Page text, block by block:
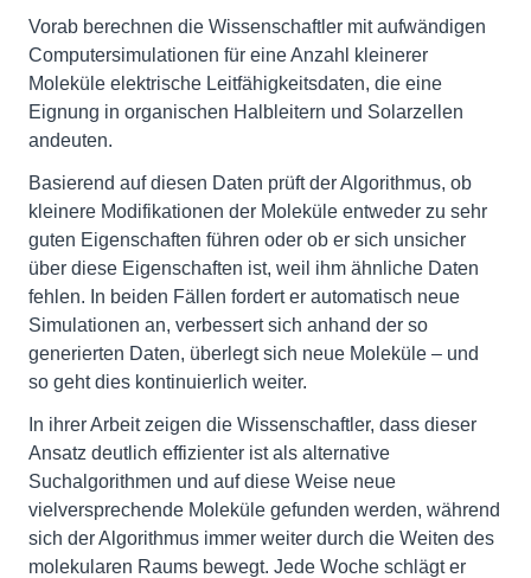
Vorab berechnen die Wissenschaftler mit aufwändigen
Computersimulationen für eine Anzahl kleinerer
Moleküle elektrische Leitfähigkeitsdaten, die eine
Eignung in organischen Halbleitern und Solarzellen
andeuten.
Basierend auf diesen Daten prüft der Algorithmus, ob
kleinere Modifikationen der Moleküle entweder zu sehr
guten Eigenschaften führen oder ob er sich unsicher
über diese Eigenschaften ist, weil ihm ähnliche Daten
fehlen. In beiden Fällen fordert er automatisch neue
Simulationen an, verbessert sich anhand der so
generierten Daten, überlegt sich neue Moleküle – und
so geht dies kontinuierlich weiter.
In ihrer Arbeit zeigen die Wissenschaftler, dass dieser
Ansatz deutlich effizienter ist als alternative
Suchalgorithmen und auf diese Weise neue
vielversprechende Moleküle gefunden werden, während
sich der Algorithmus immer weiter durch die Weiten des
molekularen Raums bewegt. Jede Woche schlägt er